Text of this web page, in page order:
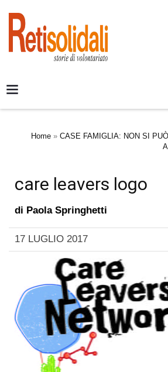
Home » CASE FAMIGLIA: NON SI
care leavers logo
di Paola Springhetti
17 LUGLIO 2017